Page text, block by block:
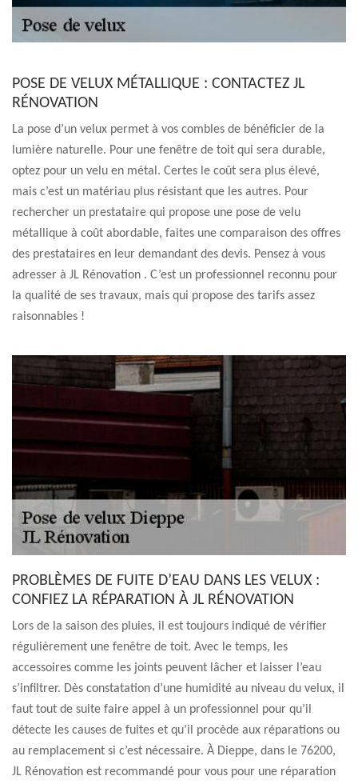
POSE DE VELUX MÉTALLIQUE : CONTACTEZ JL
RÉNOVATION
La pose d’un velux permet à vos combles de bénéficier de la
lumière naturelle. Pour une fenêtre de toit qui sera durable,
optez pour un velu en métal. Certes le coût sera plus élevé,
mais c’est un matériau plus résistant que les autres. Pour
rechercher un prestataire qui propose une pose de velu
métallique à coût abordable, faites une comparaison des offres
des prestataires en leur demandant des devis. Pensez à vous
adresser à JL Rénovation . C’est un professionnel reconnu pour
la qualité de ses travaux, mais qui propose des tarifs assez
raisonnables !
PROBLÈMES DE FUITE D’EAU DANS LES VELUX :
CONFIEZ LA RÉPARATION À JL RÉNOVATION
Lors de la saison des pluies, il est toujours indiqué de vérifier
régulièrement une fenêtre de toit. Avec le temps, les
accessoires comme les joints peuvent lâcher et laisser l’eau
s’infiltrer. Dès constatation d’une humidité au niveau du velux, il
faut tout de suite faire appel à un professionnel pour qu’il
détecte les causes de fuites et qu’il procède aux réparations ou
au remplacement si c’est nécessaire. À Dieppe, dans le 76200,
JL Rénovation est recommandé pour vous pour une réparation